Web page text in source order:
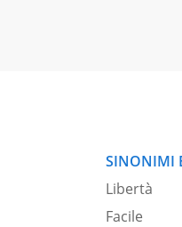
SINONIMI
Libertà
Facile